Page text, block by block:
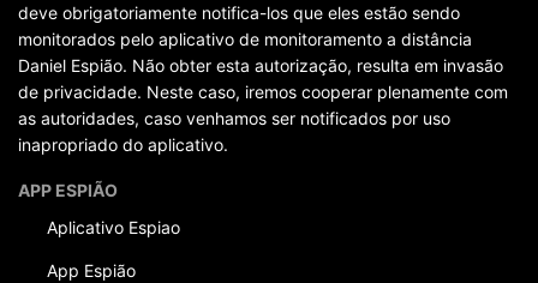
deve obrigatoriamente notifica-los que eles estão sendo
monitorados pelo aplicativo de monitoramento a distância
Daniel Espião. Não obter esta autorização, resulta em invasão
de privacidade. Neste caso, iremos cooperar plenamente com
as autoridades, caso venhamos ser notificados por uso
inapropriado do aplicativo.
APP ESPIÃO
Aplicativo Espiao
App Espião